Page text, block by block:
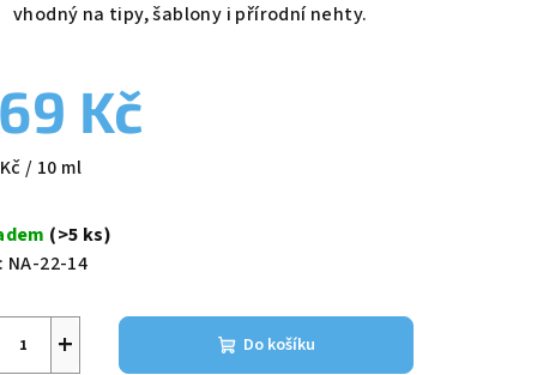
vhodný na tipy, šablony i přírodní nehty.
Kč
/ 10 ml
(>5 ks)
NA-22-14
+ Do košíku